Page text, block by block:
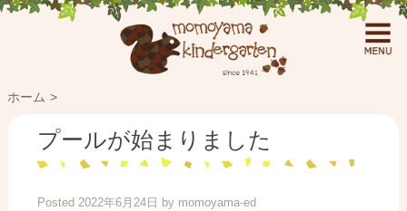
ホーム
プールが始まりました
Posted 2022年6月24日 by momoyama-ed